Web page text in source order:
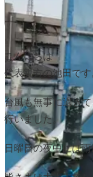
こんにちは
代表親方の池田です
台風も無事に過ぎ
行いました。
日曜日の夜中には